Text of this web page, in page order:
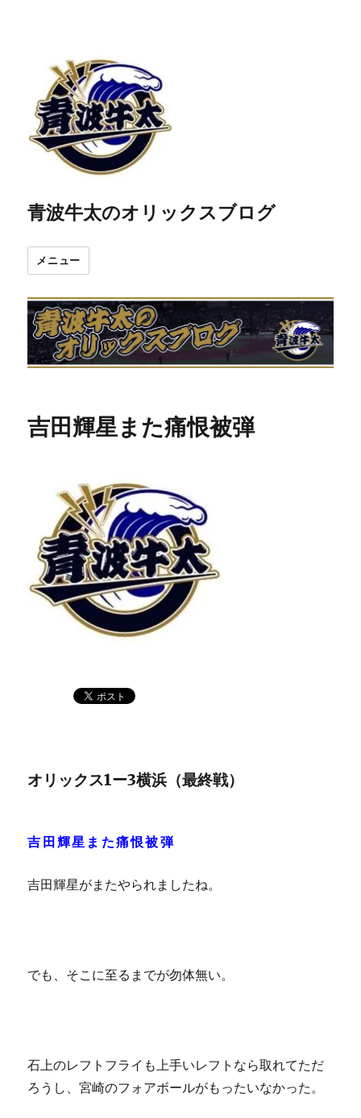
青波牛太のオリックスブログ
メニュー
吉田輝星また痛恨被弾
オリックス1ー3横浜（最終戦）
吉田輝星また痛恨被弾
吉田輝星がまたやられましたね。
でも、そこに至るまでが勿体無い。
石上のレフトフライも上手いレフトなら取れてただ
ろうし、宮崎のフォアボールがもったいなかった。